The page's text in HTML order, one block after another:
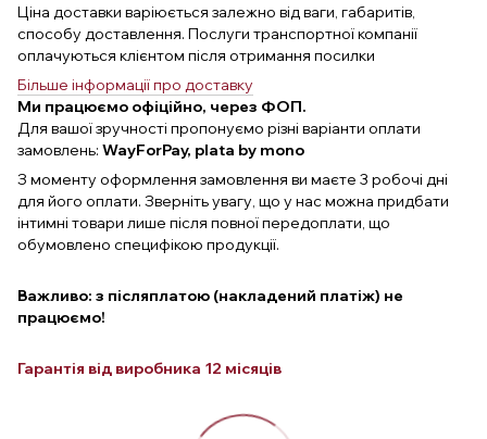
Ціна доставки варіюється залежно від ваги, габаритів,
способу доставлення. Послуги транспортної компанії
оплачуються клієнтом після отримання посилки
Більше інформації про доставку
Ми працюємо офіційно, через ФОП.
Для вашої зручності пропонуємо різні варіанти оплати
замовлень: WayForPay, plata by mono
З моменту оформлення замовлення ви маєте 3 робочі дні
для його оплати. Зверніть увагу, що у нас можна придбати
інтимні товари лише після повної передоплати, що
обумовлено специфікою продукції.
Важливо: з післяплатою (накладений платіж) не
працюємо!
Гарантія від виробника 12 місяців